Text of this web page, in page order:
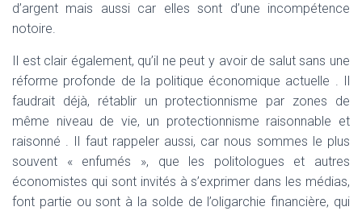
d’argent mais aussi car elles sont d’une incompétence
notoire.
Il est clair également, qu’il ne peut y avoir de salut sans une
réforme profonde de la politique économique actuelle . Il
faudrait déjà, rétablir un protectionnisme par zones de
même niveau de vie, un protectionnisme raisonnable et
raisonné . Il faut rappeler aussi, car nous sommes le plus
souvent « enfumés », que les politologues et autres
économistes qui sont invités à s’exprimer dans les médias,
font partie ou sont à la solde de l’oligarchie financière, qui